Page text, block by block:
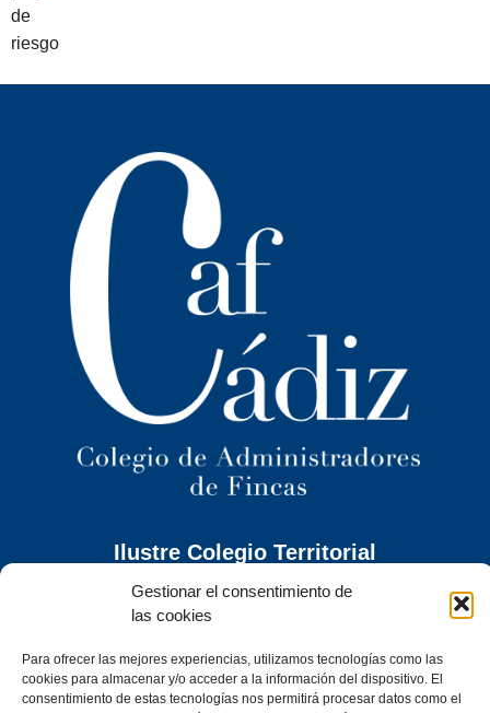
Gestionar el consentimiento de
las cookies
Para ofrecer las mejores experiencias, utilizamos tecnologías como las
cookies para almacenar y/o acceder a la información del dispositivo. El
consentimiento de estas tecnologías nos permitirá procesar datos como el
de
riesgo
Ilustre Colegio Territorial
Ceuta
Tel. 956 30 72 86
secretaria@cafcadiz.com